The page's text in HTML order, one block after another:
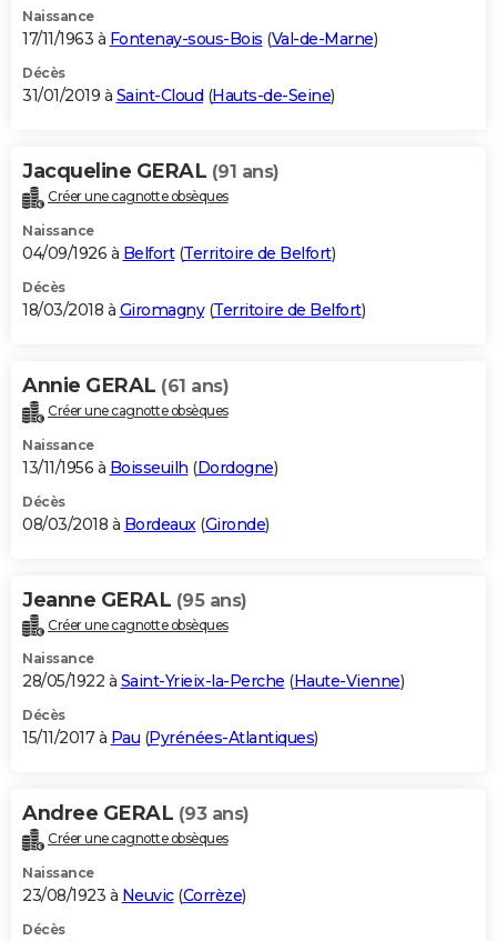
Naissance
17/11/1963 à Fontenay-sous-Bois (Val-de-Marne)
Décès
31/01/2019 à Saint-Cloud (Hauts-de-Seine)
Jacqueline GERAL (91 ans)
Créer une cagnotte obsèques
Naissance
04/09/1926 à Belfort(Territoire de Belfort)
Décès
18/03/2018 à Giromagny(Territoire de Belfort)
Annie GERAL (61 ans)
Créer une cagnotte obsèques
Naissance
13/11/1956 à Boisseuilh (Dordogne)
Décès
08/03/2018 à Bordeaux (Gironde)
Jeanne GERAL (95 ans)
Créer une cagnotte obsèques
Naissance
28/05/1922 à Saint-Yrieix-la-Perche (Haute-Vienne)
Décès
15/11/2017 à Pau (Pyrénées-Atlantiques)
Andree GERAL (93 ans)
Créer une cagnotte obsèques
Naissance
23/08/1923 à Neuvic(Corrèze)
Décès